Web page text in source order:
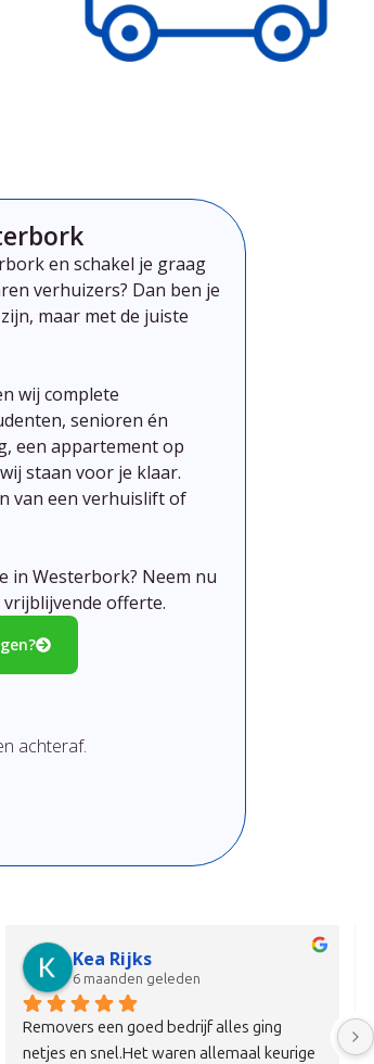
en schakel je graag
verhuizers? Dan ben je
zijn, maar metde juiste
wij complete
senioren én
een appartementop
wij staan voor je klaar.
van een verhuislift of
in Westerbork? Neem nu
offerte.
achteraf.
Kea Rijks
6 maanden geleden
Removers een goed bedrijf alles ging
netjes en snel.Het waren allemaal keurige